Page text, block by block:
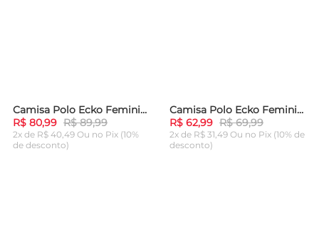
-10%Camisa Polo Ecko Feminina Chave Azul
R$ 80,99 R$ 89,99
2x de R$ 40,49 Ou no Pix (10%
de desconto)
-10%Camisa Polo Ecko Feminina Cropped Especial Azul Claro
R$ 62,99 R$ 69,99
2x de R$ 31,49 Ou no Pix (10% de
desconto)